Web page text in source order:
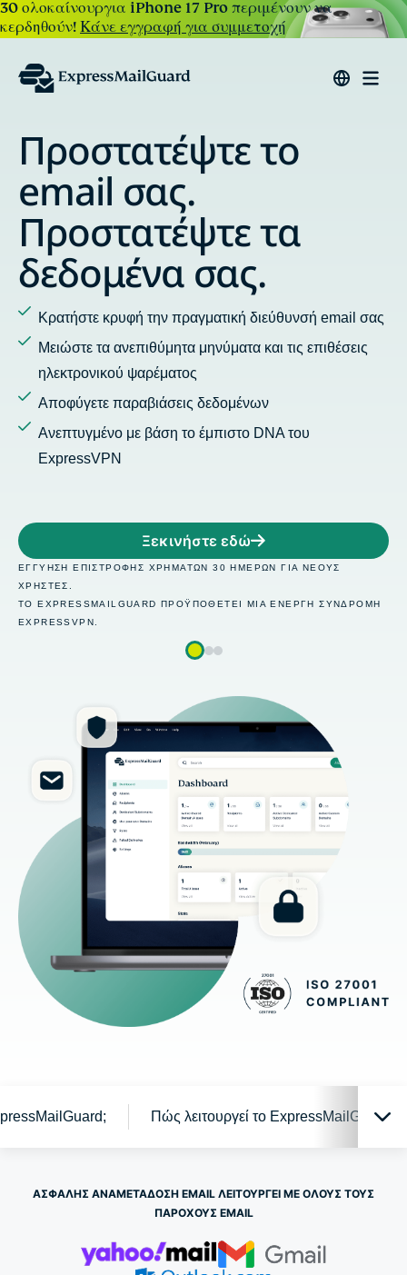
30 ολοκαίνουργια iPhone 17 Pro περιμένουν να
κερδηθούν!Κάνε εγγραφή για συμμετοχή
το
τα
διεύθυνσή email σας
και τις επιθέσεις
DNA του
ΓΙΑ ΝΈΟΥΣ
ΜΙΑ ΕΝΕΡΓΉ ΣΥΝΔΡΟΜΉ
Απαντήστε
Ορίστε alias για όλη τη
Αποτρέψτε την
email
Προσθέστε πολλαπλούς
Κάντε χρήση προσαρμοσμένων
Ξεκινήστε
ΕΓΓΎΗΣΗ ΕΠΙΣΤΡΟΦΉΣ ΧΡΗΜΆΤΩΝ 30
ΤΟ EXPRESSMAILGUARD
Πώς λειτουργεί το ExpressMailGuard
Το ExpressMailGuard εν δράση
Γιατί να χρησιμοποιήσω το ExpressMailGuard;
ΑΣΦΑΛΗΣ ΑΝΑΜΕΤΑΔΟΣΗ EMAIL ΛΕΙΤΟΥΡΓΕΊ ΜΕ ΟΛΟΥΣ ΤΟΥΣ
ΠΑΡΟΧΟΥΣ EMAIL